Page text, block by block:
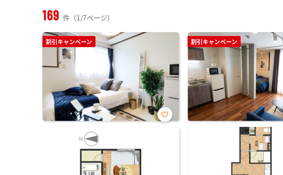
169 件（1/7ページ）
割引キャンペーン
お気
割引キャンペーン